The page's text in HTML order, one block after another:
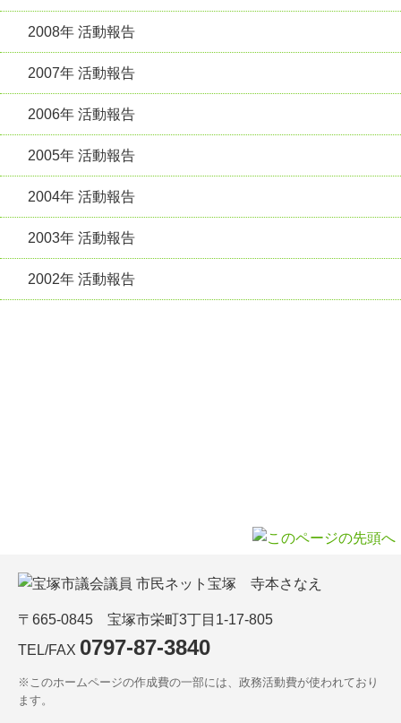
2008年 活動報告
2007年 活動報告
2006年 活動報告
2005年 活動報告
2004年 活動報告
2003年 活動報告
2002年 活動報告
〒665-0845 宝塚市栄町3丁目1-17-805
TEL/FAX 0797-87-3840
※このホームページの作成費の一部には、政務活動費が使われており
ます。